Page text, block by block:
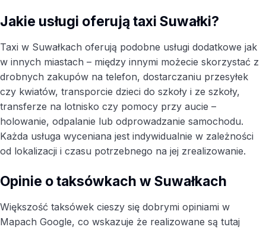
Jakie usługi oferują taxi Suwałki?
Taxi w Suwałkach oferują podobne usługi dodatkowe jak
w innych miastach – między innymi możecie skorzystać z
drobnych zakupów na telefon, dostarczaniu przesyłek
czy kwiatów, transporcie dzieci do szkoły i ze szkoły,
transferze na lotnisko czy pomocy przy aucie –
holowanie, odpalanie lub odprowadzanie samochodu.
Każda usługa wyceniana jest indywidualnie w zależności
od lokalizacji i czasu potrzebnego na jej zrealizowanie.
Opinie o taksówkach w Suwałkach
Większość taksówek cieszy się dobrymi opiniami w
Mapach Google, co wskazuje że realizowane są tutaj